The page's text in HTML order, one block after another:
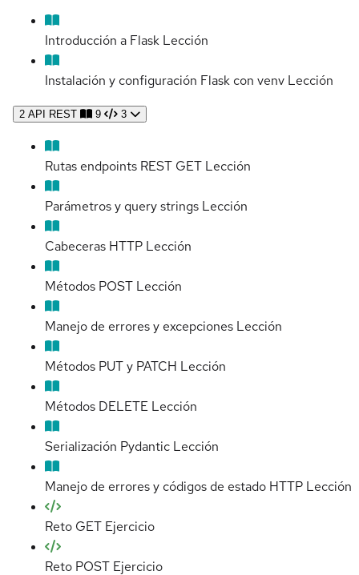
Introducción a Flask Lección
Instalación y configuración Flask con venv Lección
2 API REST 9 3
Rutas endpoints REST GET Lección
Parámetros y query strings Lección
Cabeceras HTTP Lección
Métodos POST Lección
Manejo de errores y excepciones Lección
Métodos PUT y PATCH Lección
Métodos DELETE Lección
Serialización Pydantic Lección
Manejo de errores y códigos de estado HTTP Lección
Reto GET Ejercicio
Reto POST Ejercicio